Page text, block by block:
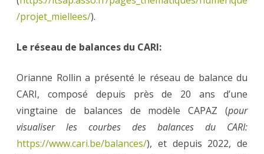
/projet_miellees/).
Le réseau de balances du CARI:
Orianne Rollin a présenté le réseau de balance du
CARI, composé depuis près de 20 ans d’une
vingtaine de balances de modèle CAPAZ (pour
visualiser les courbes des balances du CARI:
https://www.cari.be/balances/), et depuis 2022, de